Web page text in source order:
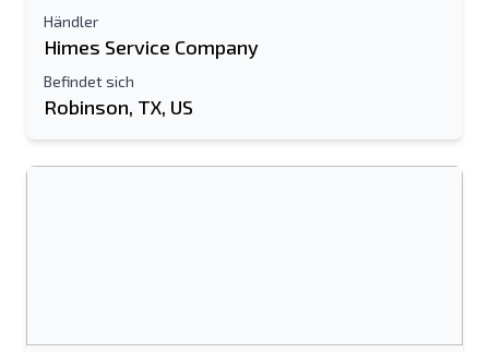
Händler
Himes Service Company
Befindet sich
Robinson, TX, US